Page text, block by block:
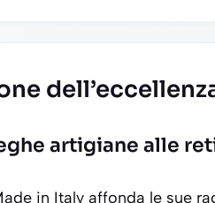
artigiane alle
in Italy affonda le sue